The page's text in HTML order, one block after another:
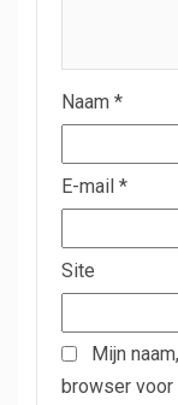
Naam *
E-mail *
Site
Mijn
browser voor